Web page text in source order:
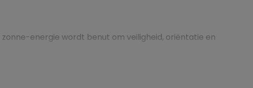
energie wordt benut om veiligheid, oriëntatie en